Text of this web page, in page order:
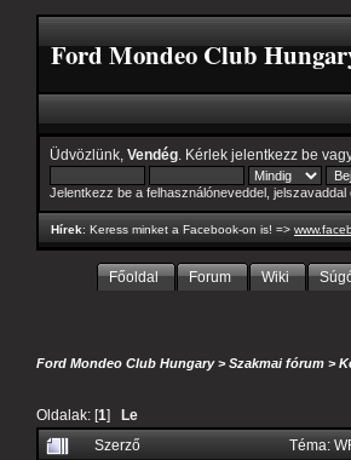
Ford Mondeo Club
Üdvözlünk, Vendég . Kérlek jelentkezz be
Jelentkezz be a felhasználóneveddel,
Hírek: Keress minket a Facebook-on is! =>
Főoldal Forum Wiki
Ford Mondeo Club Hungary>Szakmai fórum >
Oldalak: [1] Le
Szerző Téma: